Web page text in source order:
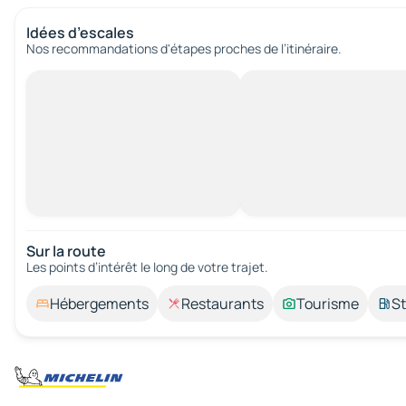
Idées d’escales
Nos recommandations d'étapes proches de l’itinéraire.
Sur la route
Les points d’intérêt le long de votre trajet.
Hébergements Restaurants Tourisme